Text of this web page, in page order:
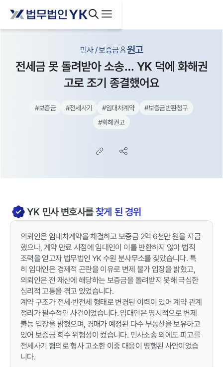
민사 / 보증금 원고
전세금 못 돌려받아 소송… YK 덕에 화해권
고로 조기 종결했어요
#보증금 #전세사기 #임대차계약 #보증금반환청구
#화해권고
YK 민사변호사를찾게 된 경위
의뢰인은 임대차계약을 체결하고 보증금 2억 6천만 원을 지급
했으나, 계약 만료 시점에 임대인이 이를 반환하지 않아 법적
조력을 얻고자 법무법인 YK 수원 분사무소를 찾았습니다. 특
히 임대인은 경제적 곤란을 이유로 변제 불가 입장을 밝혔고,
의뢰인은 전 재산에 해당하는 보증금을 돌려받지 못해 극심한
심리적 고통을 겪고 있었습니다.
계약 구조가 전세·반전세 형태로 변경된 이력이 있어 계약 관계
정리가 필수적인 사건이었습니다. 임대인은 명시적으로 변제
불능 입장을 밝혔으며, 경매가 예정된 다수 부동산을 보유하고
있어 보증금 회수 위험성이 컸습니다. 민사소송 외에도 피고를
전세사기 혐의로 형사 고소한 이중 대응이 병행된 사안이었습
니다.